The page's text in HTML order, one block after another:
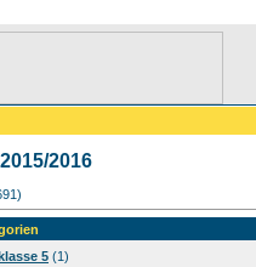
2016
5 (1)